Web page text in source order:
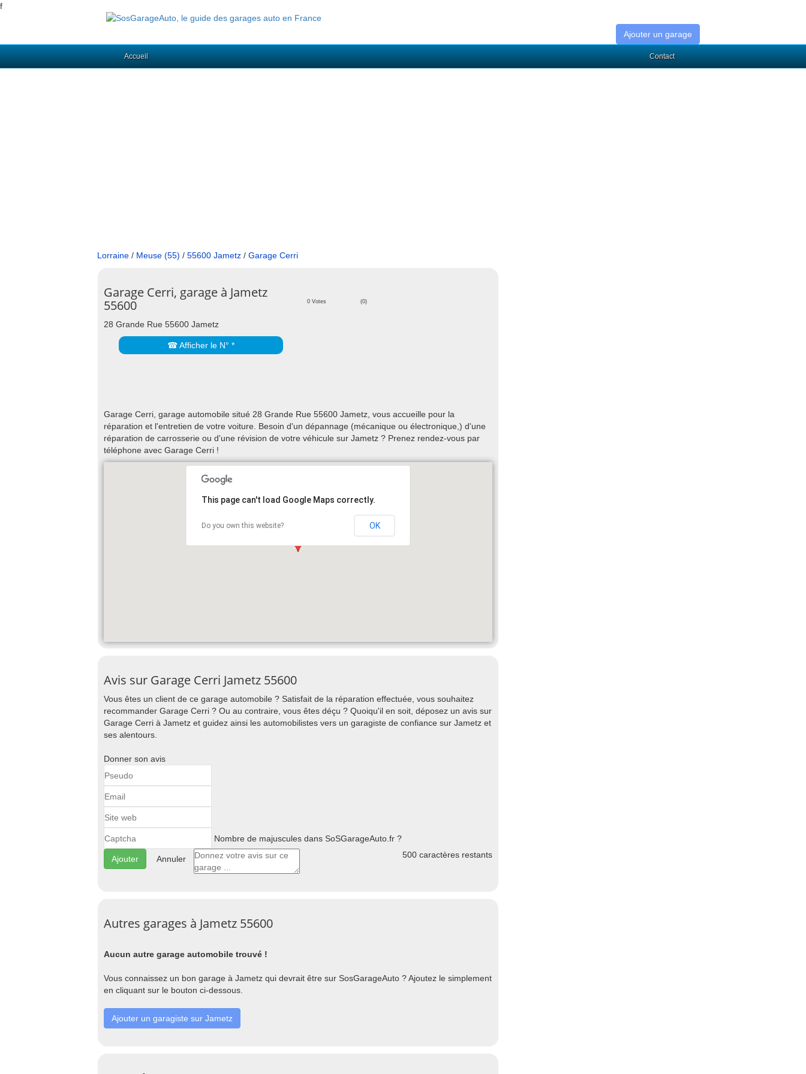
f
Ajouter un garage
Accueil Contact
Lorraine / Meuse (55) / 55600 Jametz / Garage Cerri
Garage Cerri, garage à Jametz
55600
0 Votes (0)
28 Grande Rue 55600 Jametz
☎ Afficher le N° *
Garage Cerri, garage automobile situé 28 Grande Rue 55600 Jametz, vous accueille pour la
réparation et l'entretien de votre voiture. Besoin d'un dépannage (mécanique ou électronique,) d'une
réparation de carrosserie ou d'une révision de votre véhicule sur Jametz ? Prenez rendez-vous par
téléphone avec Garage Cerri !
This page can't load Google Maps correctly.
Do you own this website? OK
Avis sur Garage Cerri Jametz 55600
Vous êtes un client de ce garage automobile ? Satisfait de la réparation effectuée, vous souhaitez
recommander Garage Cerri ? Ou au contraire, vous êtes déçu ? Quoiqu'il en soit, déposez un avis sur
Garage Cerri à Jametz et guidez ainsi les automobilistes vers un garagiste de confiance sur Jametz et
ses alentours.
Donner son avis
Nombre de majuscules dans SoSGarageAuto.fr ?
Annuler 500 caractères restants
Autres garages à Jametz 55600
Aucun autre garage automobile trouvé !
Vous connaissez un bon garage à Jametz qui devrait être sur SosGarageAuto ? Ajoutez le simplement
en cliquant sur le bouton ci-dessous.
Ajouter un garagiste sur Jametz